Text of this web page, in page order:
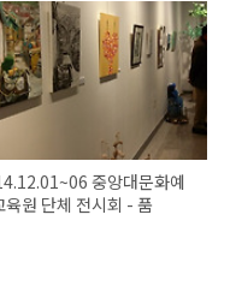
중앙대문화예
육원 단체 전시회 - 품